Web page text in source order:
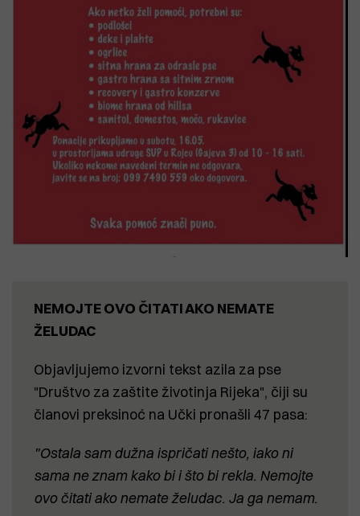
NEMOJTE OVO ČITATI AKO NEMATE
ŽELUDAC
Objavljujemo izvorni tekst azila za pse
"Društvo za zaštite životinja Rijeka", čiji su
članovi preksinoć na Učki pronašli 47 pasa:
"Ostala sam dužna ispričati nešto, iako ni
sama ne znam kako bi i što bi rekla. Nemojte
ovo čitati ako nemate želudac. Ja ga nemam.